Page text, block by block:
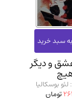
و دیگر
بوسکالیا
تومان